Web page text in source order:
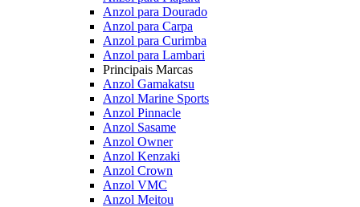
Anzol para Dourado
Anzol para Carpa
Anzol para Curimba
Anzol para Lambari
Principais Marcas
Anzol Gamakatsu
Anzol Marine Sports
Anzol Pinnacle
Anzol Sasame
Anzol Owner
Anzol Kenzaki
Anzol Crown
Anzol VMC
Anzol Meitou